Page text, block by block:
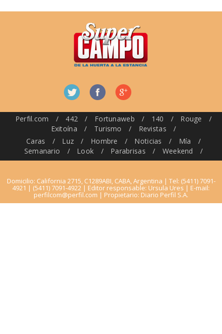
Perfil.com / 442 / Fortunaweb / 140 / Rouge
/
Exitoína
/ Turismo / Revistas
/
Caras
/ Luz / Hombre / Noticias / Mía
/
Semanario
/ Look / Parabrisas / Weekend /
Domicilio: California 2715, C1289ABI, CABA, Argentina | Tel: (5411) 7091-
4921 | (5411) 7091-4922 | Editor responsable: Ursula Ures | E-mail:
perfilcom@perfil.com | Propietario: Diario Perfil S.A.